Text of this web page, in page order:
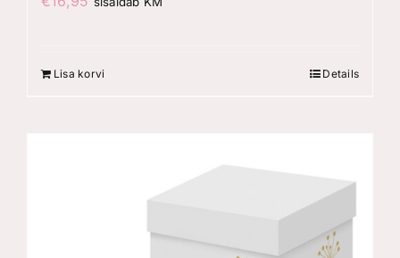
Lisa korvi Details